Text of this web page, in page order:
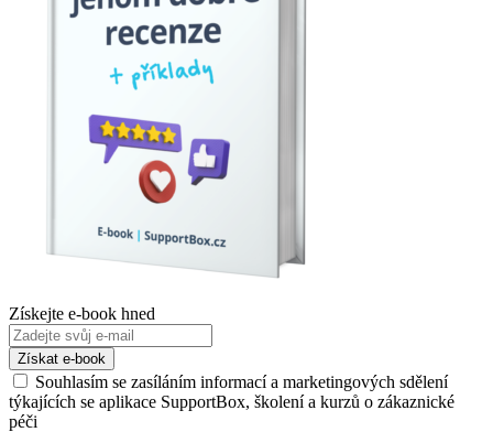
Získejte e-book hned
Souhlasím se zasíláním informací a marketingových sdělení
týkajících se aplikace SupportBox, školení a kurzů o zákaznické
péči